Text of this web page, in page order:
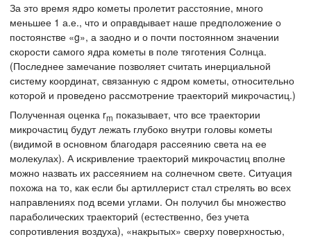
За это время ядро кометы пролетит расстояние, много
меньшее 1 а.е., что и оправдывает наше предположение о
постоянстве «g», а заодно и о почти постоянном значении
скорости самого ядра кометы в поле тяготения Солнца.
(Последнее замечание позволяет считать инерциальной
систему координат, связанную с ядром кометы, относительно
которой и проведено рассмотрение траекторий микрочастиц.)
Полученная оценка rm показывает, что все траектории
микрочастиц будут лежать глубоко внутри головы кометы
(видимой в основном благодаря рассеянию света на ее
молекулах). А искривление траекторий микрочастиц вполне
можно назвать их рассеянием на солнечном свете. Ситуация
похожа на то, как если бы артиллерист стал стрелять во всех
направлениях под всеми углами. Он получил бы множество
параболических траекторий (естественно, без учета
сопротивления воздуха), «накрытых» сверху поверхностью,